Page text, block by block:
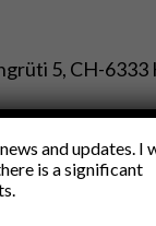
5, CH-6333
BLOG
and updates. I
is a significant